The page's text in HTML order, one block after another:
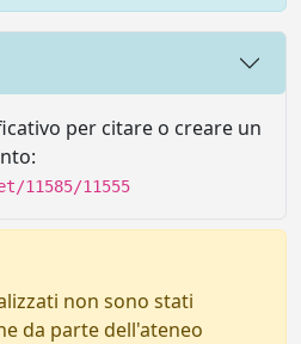
per citare o creare un
11585/11555
non sono stati
da parte dell'ateneo